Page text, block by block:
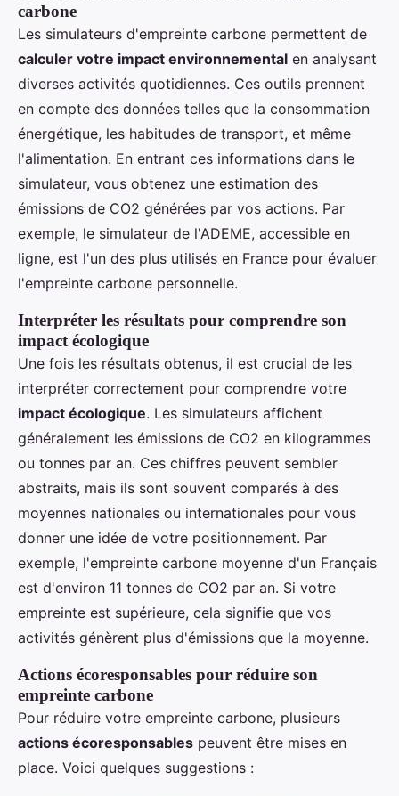
carbone
Les simulateurs d'empreinte carbone permettent de
calculer votre impact environnemental en analysant
diverses activités quotidiennes. Ces outils prennent
en compte des données telles que la consommation
énergétique, les habitudes de transport, et même
l'alimentation. En entrant ces informations dans le
simulateur, vous obtenez une estimation des
émissions de CO2 générées par vos actions. Par
exemple, le simulateur de l'ADEME, accessible en
ligne, est l'un des plus utilisés en France pour évaluer
l'empreinte carbone personnelle.
Interpréter les résultats pour comprendre son
impact écologique
Une fois les résultats obtenus, il est crucial de les
interpréter correctement pour comprendre votre
impact écologique. Les simulateurs affichent
généralement les émissions de CO2 en kilogrammes
ou tonnes par an. Ces chiffres peuvent sembler
abstraits, mais ils sont souvent comparés à des
moyennes nationales ou internationales pour vous
donner une idée de votre positionnement. Par
exemple, l'empreinte carbone moyenne d'un Français
est d'environ 11 tonnes de CO2 par an. Si votre
empreinte est supérieure, cela signifie que vos
activités génèrent plus d'émissions que la moyenne.
Actions écoresponsables pour réduire son
empreinte carbone
Pour réduire votre empreinte carbone, plusieurs
actions écoresponsables peuvent être mises en
place. Voici quelques suggestions :